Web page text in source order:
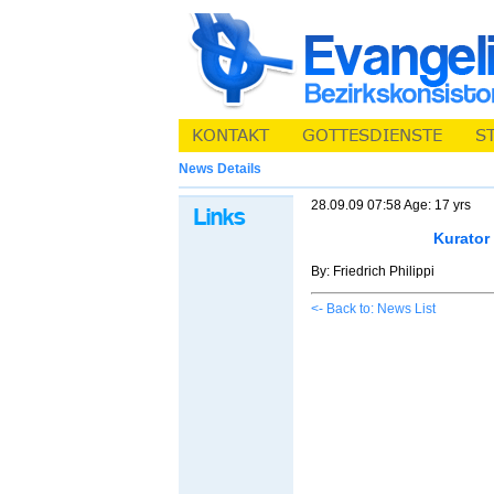
News Details
28.09.09 07:58 Age: 17 yrs
Kurator
By: Friedrich Philippi
<- Back to: News List